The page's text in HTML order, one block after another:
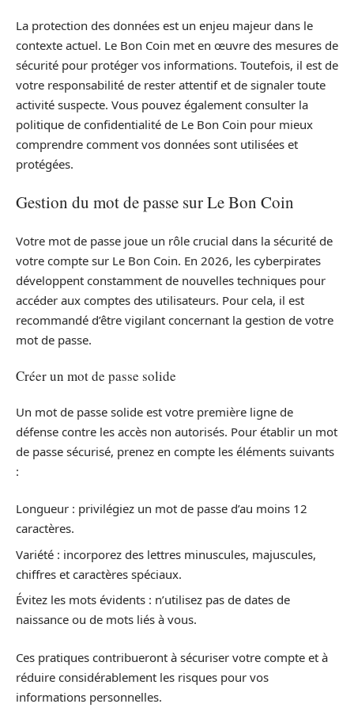
La protection des données est un enjeu majeur dans le
contexte actuel. Le Bon Coin met en œuvre des mesures de
sécurité pour protéger vos informations. Toutefois, il est de
votre responsabilité de rester attentif et de signaler toute
activité suspecte. Vous pouvez également consulter la
politique de confidentialité de Le Bon Coin pour mieux
comprendre comment vos données sont utilisées et
protégées.
Gestion du mot de passe sur Le Bon Coin
Votre mot de passe joue un rôle crucial dans la sécurité de
votre compte sur Le Bon Coin. En 2026, les cyberpirates
développent constamment de nouvelles techniques pour
accéder aux comptes des utilisateurs. Pour cela, il est
recommandé d’être vigilant concernant la gestion de votre
mot de passe.
Créer un mot de passe solide
Un mot de passe solide est votre première ligne de
défense contre les accès non autorisés. Pour établir un mot
de passe sécurisé, prenez en compte les éléments suivants
:
Longueur : privilégiez un mot de passe d’au moins 12
caractères.
Variété : incorporez des lettres minuscules, majuscules,
chiffres et caractères spéciaux.
Évitez les mots évidents : n’utilisez pas de dates de
naissance ou de mots liés à vous.
Ces pratiques contribueront à sécuriser votre compte et à
réduire considérablement les risques pour vos
informations personnelles.